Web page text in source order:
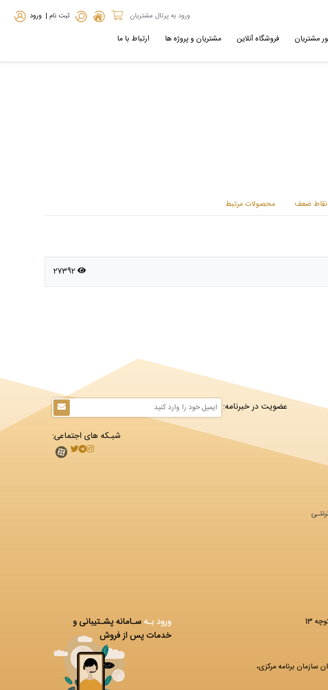
ثبت نام | ورود ورود به پرتال مشتریان
مشتریان فروشگاه آنلاین مشتریان و پروژه ها ارتباط با ما
نقاط ضعف محصولات مرتبط
27392
عضویت در خبرنامه:
شبـکه های اجتماعی:
13
سازمان برنامه مرکزی،